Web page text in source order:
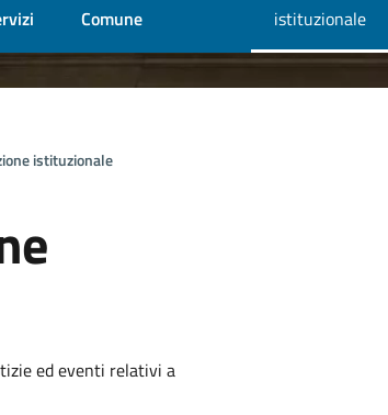
Comune
istituzionale
istituzionale
ed eventi relativi a